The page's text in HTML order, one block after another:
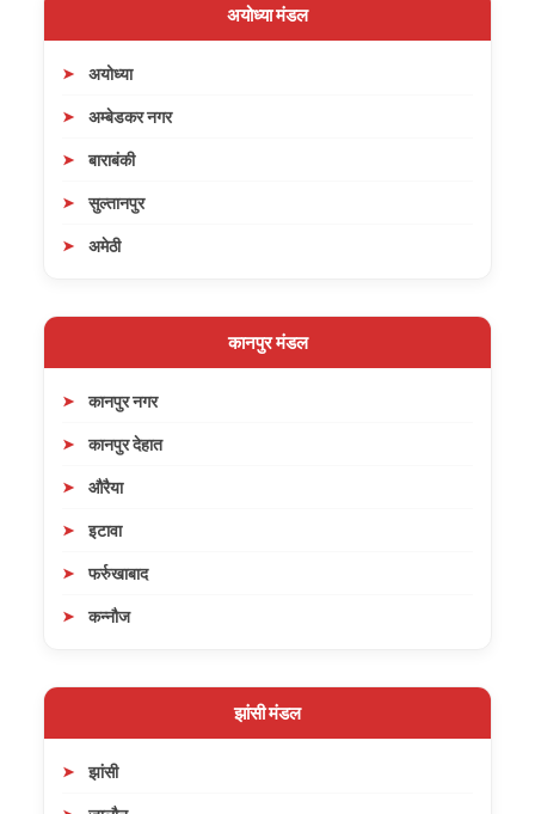
अयोध्या मंडल
अयोध्या
अम्बेडकर नगर
बाराबंकी
सुल्तानपुर
अमेठी
कानपुर मंडल
कानपुर नगर
कानपुर देहात
औरैया
इटावा
फर्रुखाबाद
कन्नौज
झांसी मंडल
झांसी